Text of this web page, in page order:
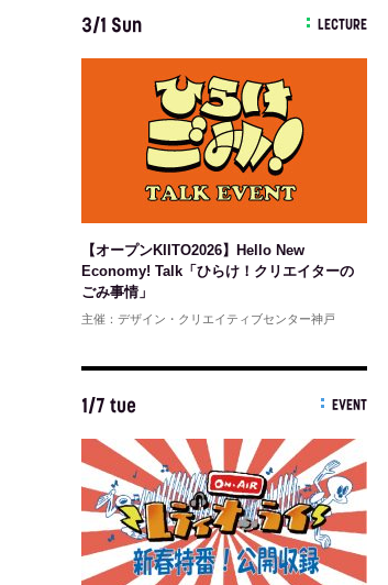
3/1 Sun LECTURE
【オープンKIITO2026】Hello New
Economy! Talk「ひらけ！クリエイターの
ごみ事情」
主催：デザイン・クリエイティブセンター神戸
1/7 tue EVENT